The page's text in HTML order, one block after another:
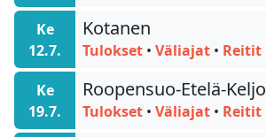
Ke
12.7.
Kotanen
Tulokset •Väliajat • Reitit
Ke
19.7.
Roopensuo-Etelä-Keljo
Tulokset •Väliajat • Reitit